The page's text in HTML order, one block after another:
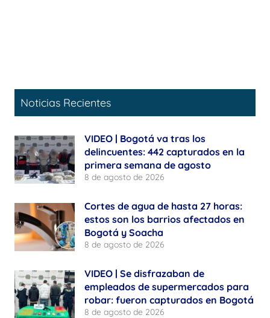
Noticias Recientes
VIDEO | Bogotá va tras los
delincuentes: 442 capturados en la
primera semana de agosto
8 de agosto de 2026
Cortes de agua de hasta 27 horas:
estos son los barrios afectados en
Bogotá y Soacha
8 de agosto de 2026
VIDEO | Se disfrazaban de
empleados de supermercados para
robar: fueron capturados en Bogotá
8 de agosto de 2026